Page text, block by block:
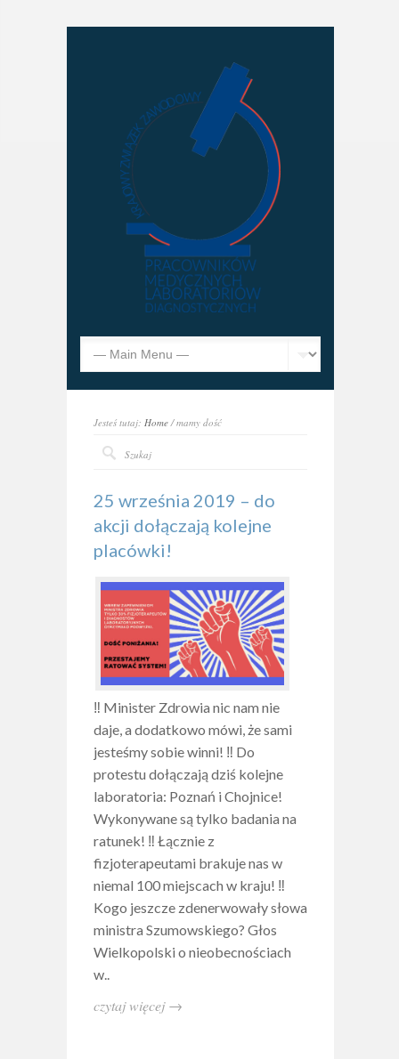
Jesteś tutaj: Home/ mamy dość
25 września 2019 – do
akcji dołączają kolejne
placówki!
‼️ Minister Zdrowia nic nam nie
daje, a dodatkowo mówi, że sami
jesteśmy sobie winni! ‼️ Do
protestu dołączają dziś kolejne
laboratoria: Poznań i Chojnice!
Wykonywane są tylko badania na
ratunek! ‼️ Łącznie z
fizjoterapeutami brakuje nas w
niemal 100 miejscach w kraju! ‼️
Kogo jeszcze zdenerwowały słowa
ministra Szumowskiego? Głos
Wielkopolski o nieobecnościach
w..
czytaj więcej →